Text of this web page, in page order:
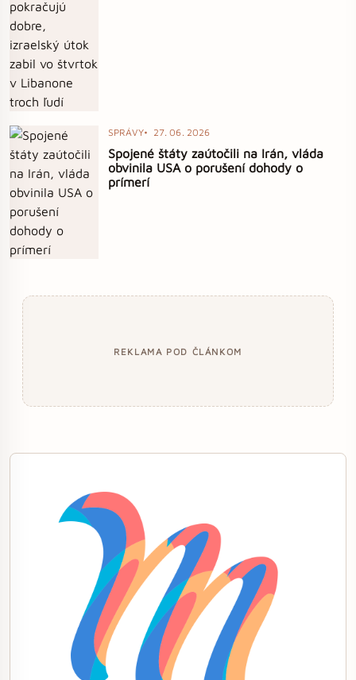
SPRÁVY 27. 06. 2026
Spojené štáty zaútočili na Irán, vláda
obvinila USA o porušení dohody o
prímerí
REKLAMA POD ČLÁNKOM